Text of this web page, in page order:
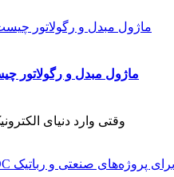
ماژول مبدل و رگولاتور
وقتی وارد دنیای